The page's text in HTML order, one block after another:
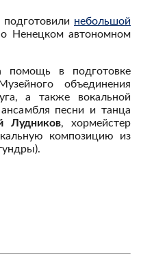
небольшой
Ненецком автономном
помощь в подготовке
объединения
а также вокальной
песни и танца
Лудников, хормейстер
композицию из